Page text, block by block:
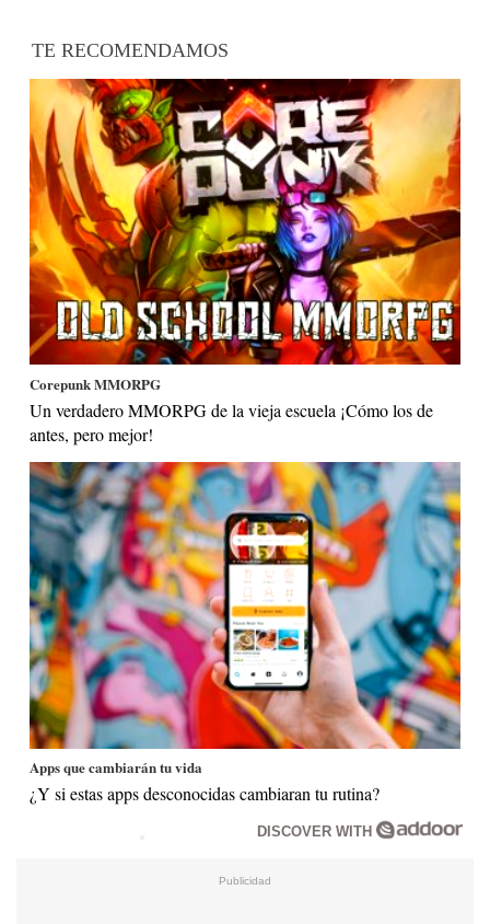
TE RECOMENDAMOS
Corepunk MMORPG
Un verdadero MMORPG de la vieja escuela ¡Cómo los de
antes, pero mejor!
Apps que cambiarán tu vida
¿Y si estas apps desconocidas cambiaran tu rutina?
DISCOVER WITH